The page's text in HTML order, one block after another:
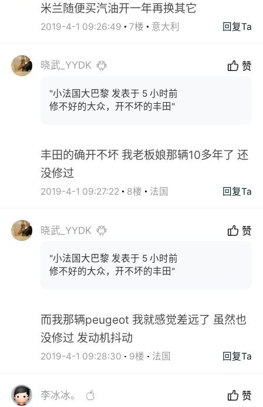
米兰随便买汽油开一年再换其它
2019-4-1 09:26:49 7楼 意大利 回复Ta
晓武_YYDK 赞
"小法国大巴黎 发表于 5 小时前
修不好的大众，开不坏的丰田"
丰田的确开不坏 我老板娘那辆10多年了 还
没修过
2019-4-1 09:27:22 8楼 法国 回复Ta
晓武_YYDK 赞
"小法国大巴黎 发表于 5 小时前
修不好的大众，开不坏的丰田"
而我那辆peugeot 我就感觉差远了 虽然也
没修过 发动机抖动
2019-4-1 09:28:30 9楼 法国 回复Ta
李冰冰。 赞